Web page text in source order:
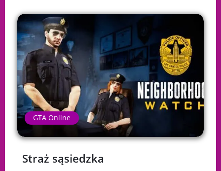
GTA Online
Straż sąsiedzka